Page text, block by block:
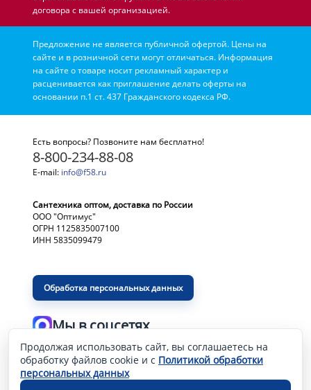
договора с вашей организацией.
Предложение не является публичной офертой. Цены на
сайте и в розничной сети могут отличаться. Информация
на сайте о товаре носит рекламный характер и
расценивается как приглашение делать оферты на
основании п.1 ст. 437 Гражданского кодекса РФ.
Есть вопросы? Позвоните нам бесплатно!
8-800-234-88-08
E-mail: info@f58.ru
Сантехника оптом, доставка по России
ООО "Оптимус"
ОГРН 1125835007100
ИНН 5835099479
Обработка персональных данных
Мы в соцсетях
Разработка и продвижение сайта —
Продолжая использовать сайт, вы соглашаетесь на
обработку файлов cookie и с Политикой обработки
персональных данных